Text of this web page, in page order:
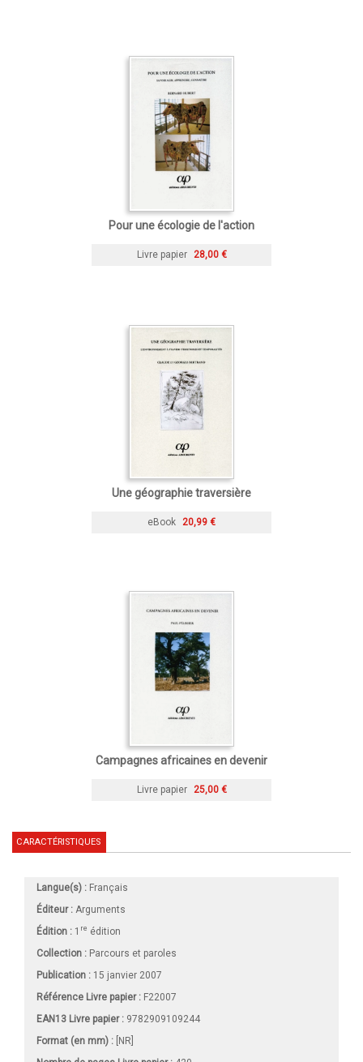
Pour une écologie de l'action
Livre papier 28,00 €
Une géographie traversière
eBook 20,99 €
Campagnes africaines en devenir
Livre papier 25,00 €
CARACTÉRISTIQUES
Langue(s) : Français
Éditeur : Arguments
Édition : 1 re édition
Collection : Parcours et paroles
Publication : 15 janvier 2007
Référence Livre papier : F22007
EAN13 Livre papier : 9782909109244
Format (en mm) : [NR]